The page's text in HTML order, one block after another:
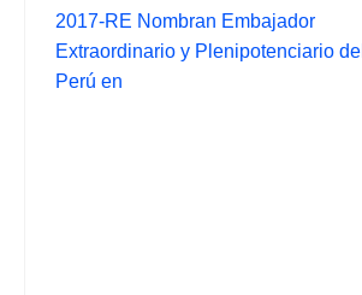
2017-RE Nombran Embajador
Extraordinario y Plenipotenciario del
Perú en